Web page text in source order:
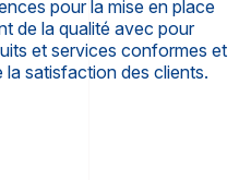
pour la mise en place
de la qualité avec pour
et services conformes et
la satisfaction des clients.